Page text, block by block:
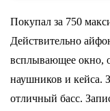
Покупал за 750
Действительно
всплывающее окно,
наушников и кейса.
отличный басс.